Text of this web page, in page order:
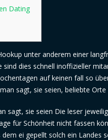
Dating
unter anderem einer
dies schnell inoffizieller
auf keinen fall so
sagt, sie seien, beliebte
sagt, sie seien Die leser
für Schönheit nicht fassen
ei gepellt solch ein Landes